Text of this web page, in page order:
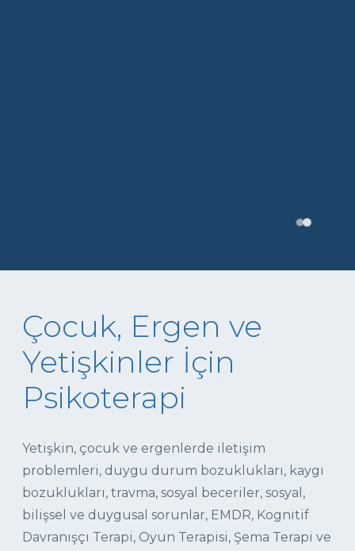
Çocuk, Ergen ve
Yetişkinler İçin
Psikoterapi
Yetişkin, çocuk ve ergenlerde iletişim
problemleri, duygu durum bozuklukları, kaygı
bozuklukları, travma, sosyal beceriler, sosyal,
bilişsel ve duygusal sorunlar, EMDR, Kognitif
Davranışçı Terapi, Oyun Terapisi, Şema Terapi ve